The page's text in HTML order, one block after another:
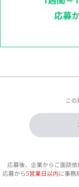
応募
この
応募後、企業からご面談依
応募から5営業日以内に事務